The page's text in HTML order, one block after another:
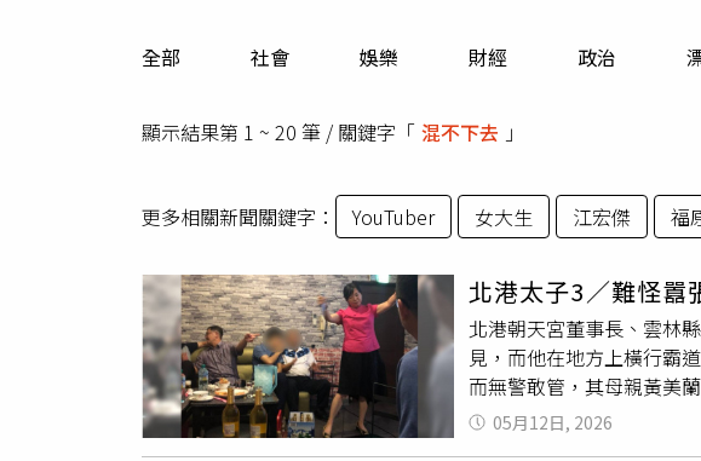
全部 社會 娛樂 財經 政治
顯示結果第 1 ~ 20 筆 / 關鍵字「 混不下去 」
更多相關新聞關鍵字： YouTuber 女大生 江宏傑 福
北港太子3／難怪
北港朝天宮董事長、雲林
見，而他在地方上橫行霸
而無警敢管，其母親黃美
了解，蔡晉財父親蔡咏鍀
北港鎮民代表會主席黃
05月12日, 2026